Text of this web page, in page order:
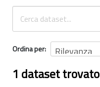
INFORMAZIONI
Ordina per
1 dataset trovato